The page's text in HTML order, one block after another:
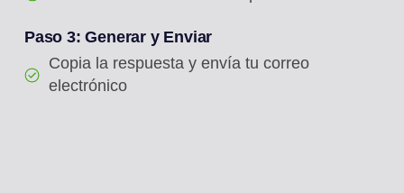
Paso 3: Generar y Enviar
Copia la respuesta y envía tu correo
electrónico